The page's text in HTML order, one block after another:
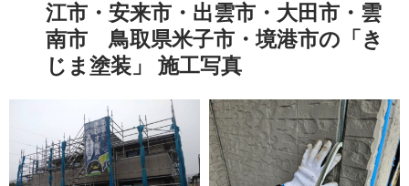
江市・安来市・出雲市・大田市・雲
南市 鳥取県米子市・境港市の「き
じま塗装」 施工写真